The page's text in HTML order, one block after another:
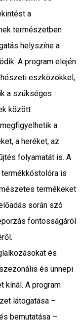
a
természetben
helyszíne a
A program elején
eszközökkel,
a szükséges
között
a
a heréket, az
folyamatát is. A
is
termékeket
során szó
fontosságáról
és
és ünnepi
kínál. A program
látogatása –
bemutatása –